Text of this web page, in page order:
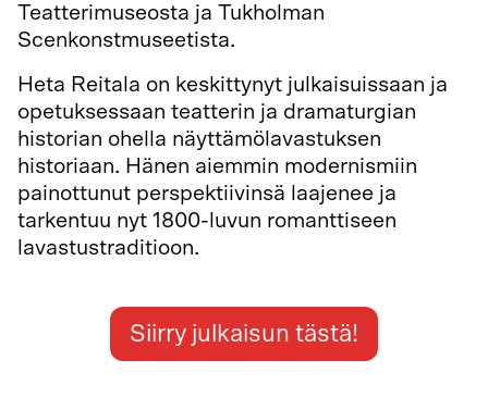
Teatterimuseosta ja Tukholman
Scenkonstmuseetista.
Heta Reitala on keskittynyt julkaisuissaan ja
opetuksessaan teatterin ja dramaturgian
historian ohella näyttämölavastuksen
historiaan. Hänen aiemmin modernismiin
painottunut perspektiivinsä laajenee ja
tarkentuu nyt 1800-luvun romanttiseen
lavastustraditioon.
Siirry julkaisun tästä!